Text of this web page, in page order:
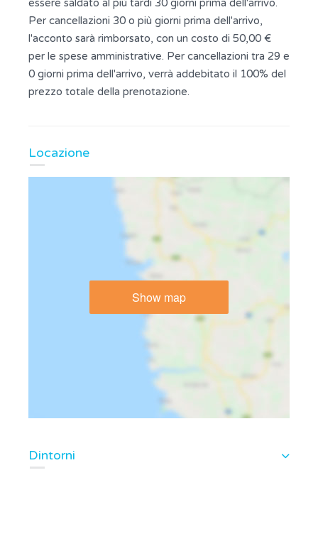
essere saldato al più tardi 30 giorni prima dell'arrivo.
Per cancellazioni 30 o più giorni prima dell'arrivo,
l'acconto sarà rimborsato, con un costo di 50,00 €
per le spese amministrative. Per cancellazioni tra 29 e
0 giorni prima dell'arrivo, verrà addebitato il 100% del
prezzo totale della prenotazione.
Locazione
Show map
Dintorni